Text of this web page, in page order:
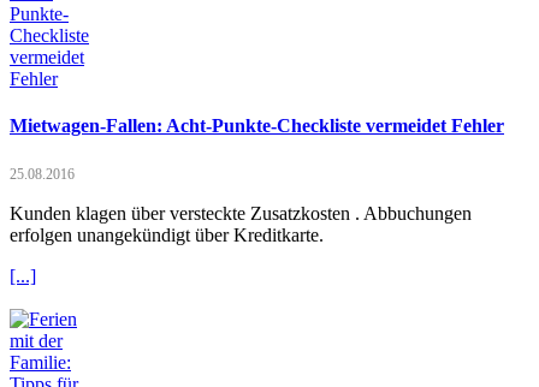
Mietwagen-Fallen: Acht-Punkte-Checkliste vermeidet Fehler
25.08.2016
Kunden klagen über versteckte Zusatzkosten . Abbuchungen
erfolgen unangekündigt über Kreditkarte.
[...]